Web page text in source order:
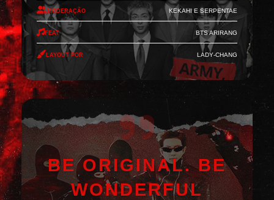
Moderação Kekahi e Serpentae
Feat BTS Arirang
Layout por Lady-Chang
BE ORIGINAL. BE
WONDERFUL